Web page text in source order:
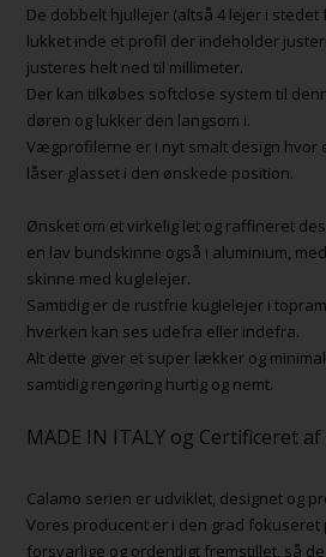
De dobbelt hjullejer (altså 4 lejer i stedet
lukket inde et profil der indeholder
justeres helt ned til millimeter.
Der kan tilkøbes softclose system til
døren og lukker den langsom i.
Vægprofilerne er i nyt smalt design
låser glasset i den ønskede position.
Ønsket om et virkelig let og raffineret
en lav bundskinne også i aluminium,
skinne med kuglelejer.
Samtidig er de rustfrie kuglelejer i
hverken kan ses udefra eller indefra.
Alt dette giver et super lækker og
samtidig rengøring hurtig og nemt.
MADE IN ITALY og Certificeret af
Calamo serien er udviklet, designet og
Vores producent er i den grad
forsvarlige og ordentligt fremstillet, så